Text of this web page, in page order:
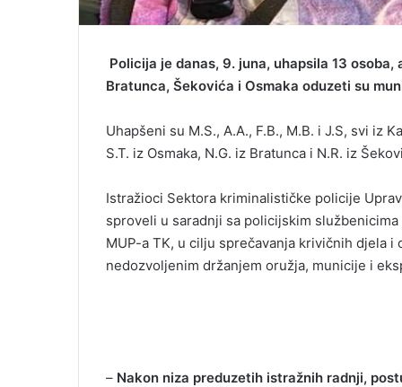
Policija je danas, 9. juna, uhapsila 13
Bratunca, Šekovića i Osmaka oduzeti su
Uhapšeni su M.S., A.A., F.B., M.B. i J.S, svi iz
S.T. iz Osmaka, N.G. iz Bratunca i N.R. iz
Istražioci Sektora kriminalističke policije
sproveli u saradnji sa policijskim
MUP-a TK, u cilju sprečavanja krivičnih djela
nedozvoljenim držanjem oružja, municije i
– Nakon niza preduzetih istražnih radnji,